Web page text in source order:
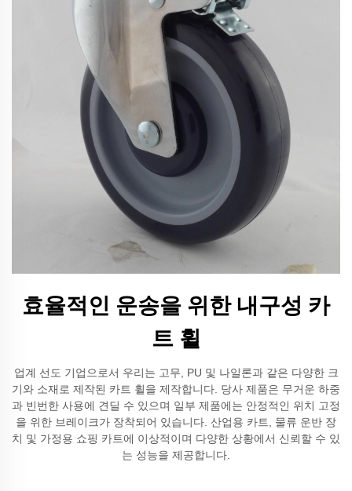
효율적인 운송을 위한 내구성 카
트 휠
업계 선도 기업으로서 우리는 고무, PU 및 나일론과 같은 다양한 크
기와 소재로 제작된 카트 휠을 제작합니다. 당사 제품은 무거운 하중
과 빈번한 사용에 견딜 수 있으며 일부 제품에는 안정적인 위치 고정
을 위한 브레이크가 장착되어 있습니다. 산업용 카트, 물류 운반 장
치 및 가정용 쇼핑 카트에 이상적이며 다양한 상황에서 신뢰할 수 있
는 성능을 제공합니다.